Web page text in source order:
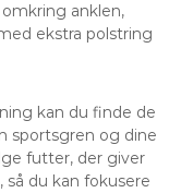
anklen,
ekstra polstring
kan du finde de
sportsgren og dine
futter, der giver
du kan fokusere